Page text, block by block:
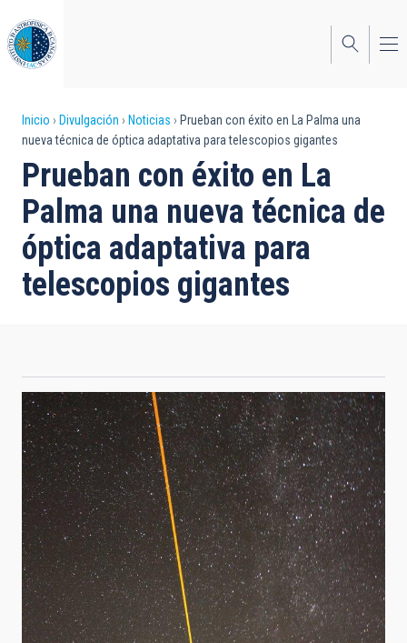
al
contenido
principal
Sobrescribir
enlaces
de
ayuda
a
la
Inicio Divulgación Noticias
Prueban con éxito en La Palma una
nueva técnica de óptica adaptativa para telescopios gigantes
Prueban con éxito en La
Palma una nueva técnica de
óptica adaptativa para
telescopios gigantes